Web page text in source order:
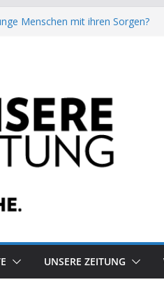
Menschen mit ihren Sorgen?
UNSERE ZEITUNG